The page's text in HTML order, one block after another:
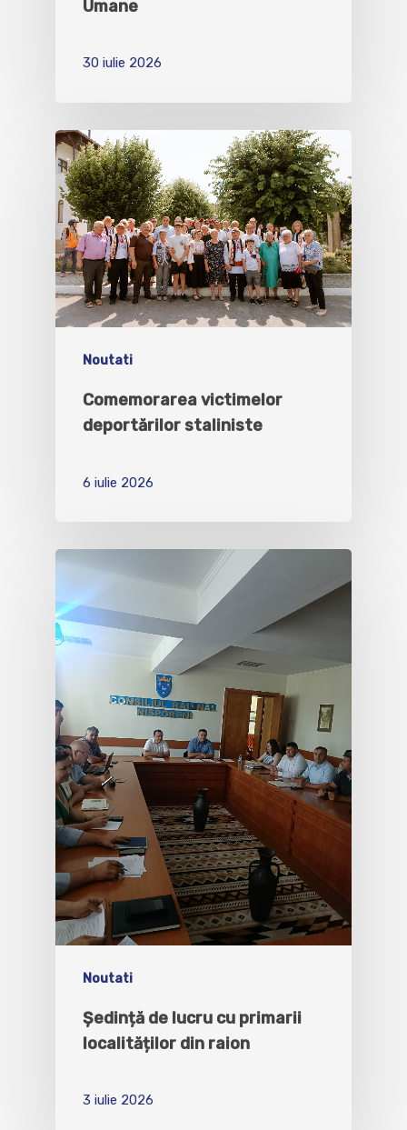
Umane
30 iulie 2026
Noutati
Comemorarea victimelor
deportărilor staliniste
6 iulie 2026
Noutati
Ședință de lucru cu primarii
localităților din raion
3 iulie 2026